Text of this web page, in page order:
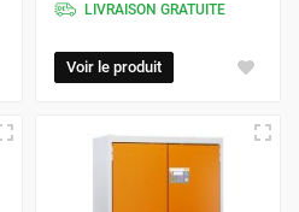
LIVRAISON GRATUITE
Voir le produit